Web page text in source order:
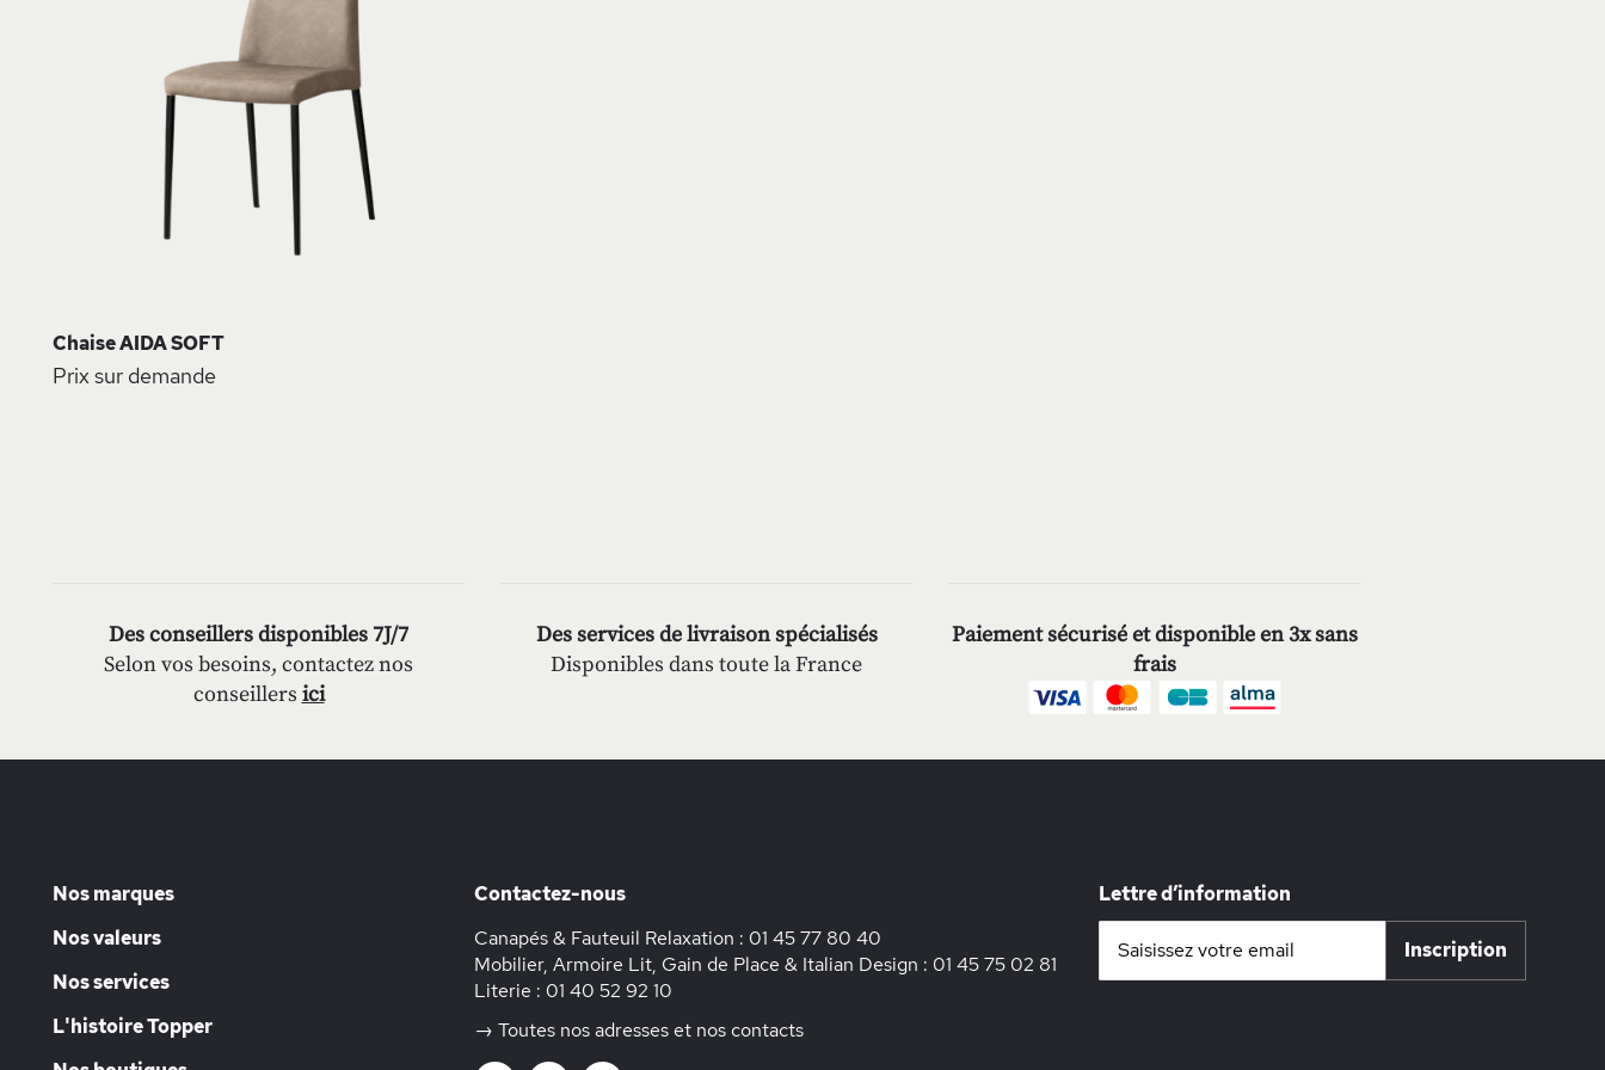
Chaise AIDA SOFT
Prix sur demande
Des conseillers disponibles 7J/7
Selon vos besoins, contactez nos
conseillers ici
Des services de livraison spécialisés
Disponibles dans toute la France
Paiement sécurisé et disponible en 3x sans
frais
Nos marques
Nos valeurs
Nos services
L'histoire Topper
Contactez-nous
Canapés & Fauteuil Relaxation : 01 45 77 80 40
Mobilier, Armoire Lit, Gain de Place & Italian Design : 01 45 75 02 81
Literie : 01 40 52 92 10
→ Toutes nos adresses et nos contacts
Lettre d’information
notre
Inscription